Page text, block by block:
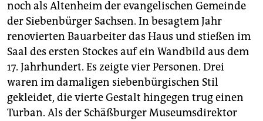
unterstützen
abo
genossenschaft
epaper login
noch als Altenheim der evangelischen Gemeinde
der Siebenbürger Sachsen. In besagtem Jahr
renovierten Bauarbeiter das Haus und stießen im
Saal des ersten Stockes auf ein Wandbild aus dem
17. Jahrhundert. Es zeigte vier Personen. Drei
waren im damaligen siebenbürgischen Stil
gekleidet, die vierte Gestalt hingegen trug einen
Turban. Als der Schäßburger Museumsdirektor